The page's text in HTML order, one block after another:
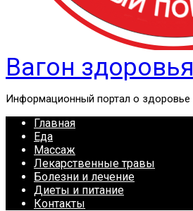
Вагон здоровья
Информационный портал о здоровье
Главная
Еда
Массаж
Лекарственные травы
Болезни и лечение
Диеты и питание
Контакты